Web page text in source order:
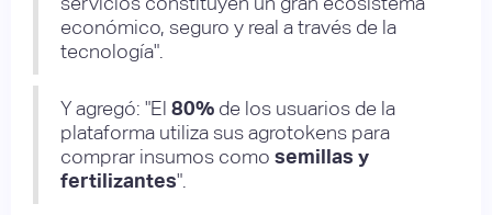
económico, seguro y real a través de la
tecnología".
Y agregó: "El 80% de los usuarios de la
plataforma utiliza sus agrotokens para
comprar insumos como semillas y
fertilizantes".